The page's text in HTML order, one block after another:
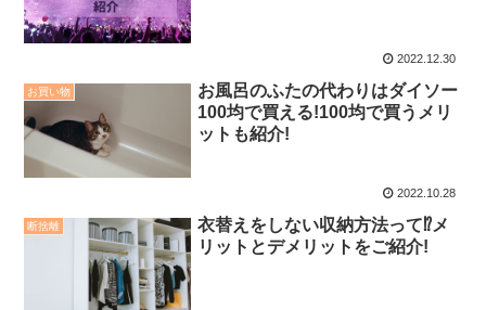
2022.12.30
お買い物
お風呂のふたの代わりはダイソー
100均で買える!100均で買うメリ
ットも紹介!
2022.10.28
断捨離
衣替えをしない収納方法って⁉メ
リットとデメリットをご紹介!